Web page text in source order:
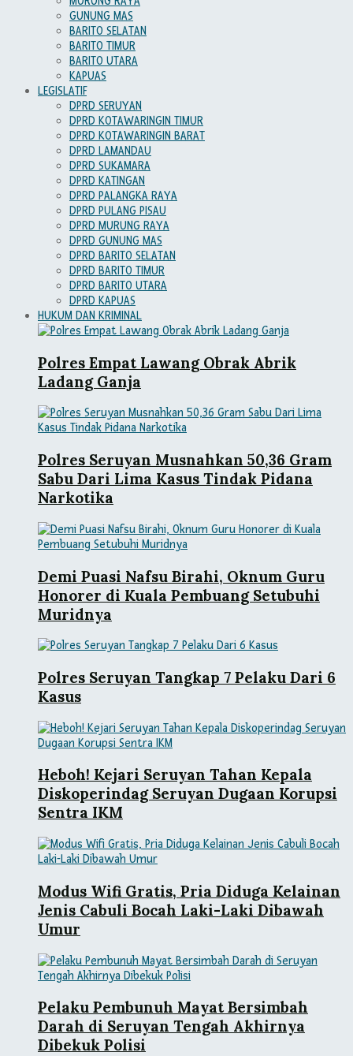
GUNUNG MAS
BARITO SELATAN
BARITO TIMUR
BARITO UTARA
KAPUAS
LEGISLATIF
DPRD SERUYAN
DPRD KOTAWARINGIN TIMUR
DPRD KOTAWARINGIN BARAT
DPRD LAMANDAU
DPRD SUKAMARA
DPRD KATINGAN
DPRD PALANGKA RAYA
DPRD PULANG PISAU
DPRD MURUNG RAYA
DPRD GUNUNG MAS
DPRD BARITO SELATAN
DPRD BARITO TIMUR
DPRD BARITO UTARA
DPRD KAPUAS
HUKUM DAN KRIMINAL
Polres Empat Lawang Obrak Abrik
Ladang Ganja
Polres Seruyan Musnahkan 50,36 Gram
Sabu Dari Lima Kasus Tindak Pidana
Narkotika
Demi Puasi Nafsu Birahi, Oknum Guru
Honorer di Kuala Pembuang Setubuhi
Muridnya
Polres Seruyan Tangkap 7 Pelaku Dari 6
Kasus
Heboh! Kejari Seruyan Tahan Kepala
Diskoperindag Seruyan Dugaan Korupsi
Sentra IKM
Modus Wifi Gratis, Pria Diduga Kelainan
Jenis Cabuli Bocah Laki-Laki Dibawah
Umur
Pelaku Pembunuh Mayat Bersimbah
Darah di Seruyan Tengah Akhirnya
Dibekuk Polisi